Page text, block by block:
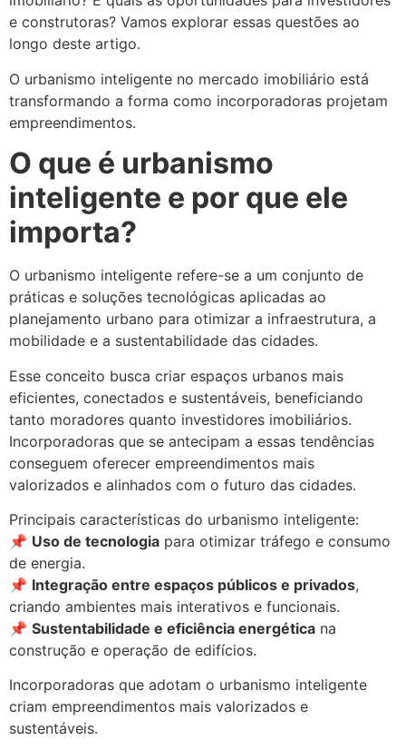
e construtoras? Vamos explorar essas questões ao
longo deste artigo.
O urbanismo inteligente no mercado imobiliário está
transformando a forma como incorporadoras projetam
empreendimentos.
O que é urbanismo
inteligente e por que ele
importa?
O urbanismo inteligente refere-se a um conjunto de
práticas e soluções tecnológicas aplicadas ao
planejamento urbano para otimizar a infraestrutura, a
mobilidade e a sustentabilidade das cidades.
Esse conceito busca criar espaços urbanos mais
eficientes, conectados e sustentáveis, beneficiando
tanto moradores quanto investidores imobiliários.
Incorporadoras que se antecipam a essas tendências
conseguem oferecer empreendimentos mais
valorizados e alinhados com o futuro das cidades.
Principais características do urbanismo inteligente:
📌 Uso de tecnologia para otimizar tráfego e consumo
de energia.
📌 Integração entre espaços públicos e privados,
criando ambientes mais interativos e funcionais.
📌 Sustentabilidade e eficiência energética na
construção e operação de edifícios.
Incorporadoras que adotam o urbanismo inteligente
criam empreendimentos mais valorizados e
sustentáveis.